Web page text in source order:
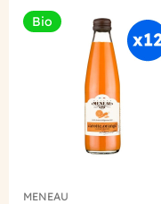
Bio
MENEAU